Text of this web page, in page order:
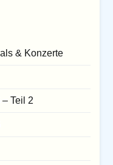
& Konzerte
Teil 2